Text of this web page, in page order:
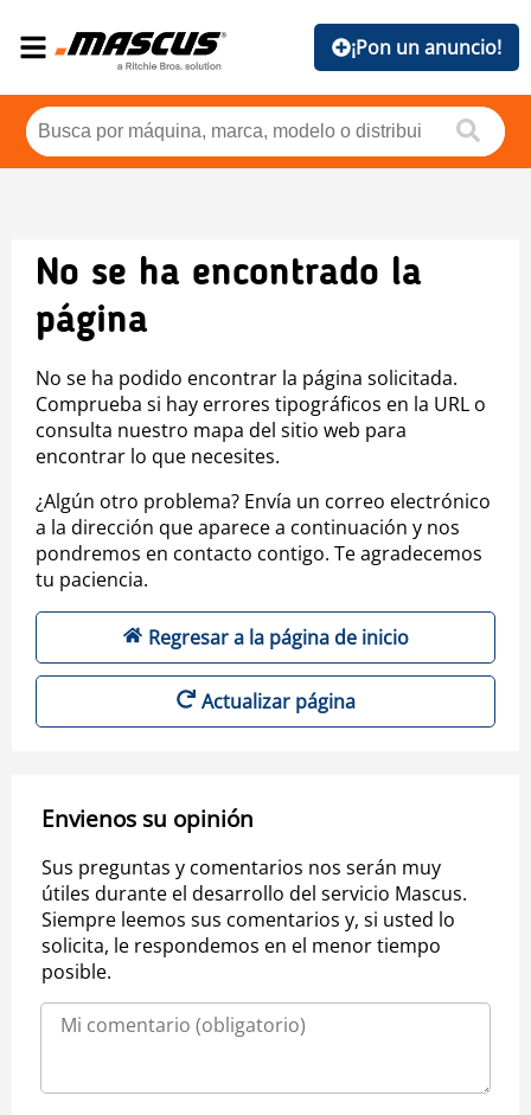
¡Pon un anuncio!
No se ha encontrado la
página
No se ha podido encontrar la página solicitada.
Comprueba si hay errores tipográficos en la URL o
consulta nuestro mapa del sitio web para
encontrar lo que necesites.
¿Algún otro problema? Envía un correo electrónico
a la dirección que aparece a continuación y nos
pondremos en contacto contigo. Te agradecemos
tu paciencia.
Regresar a la página de inicio
Actualizar página
Envienos su opinión
Sus preguntas y comentarios nos serán muy
útiles durante el desarrollo del servicio Mascus.
Siempre leemos sus comentarios y, si usted lo
solicita, le respondemos en el menor tiempo
posible.